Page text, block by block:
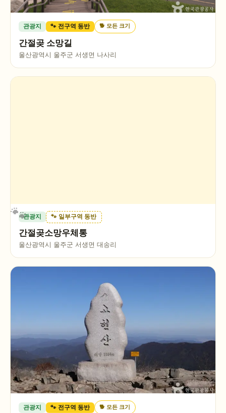
관광지 🐾 전구역 동반 🐕모든 크기
간절곶 소망길
울산광역시 울주군 서생면 나사리
관광지 🐾 일부구역 동반
간절곶소망우체통
울산광역시 울주군 서생면 대송리
관광지 🐾 전구역 동반 🐕 모든 크기